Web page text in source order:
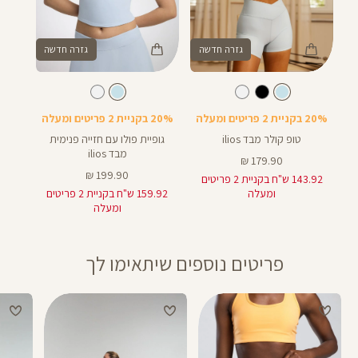
גזרה חדשה
צבע
פסטל
20% בקניית 2 פריטים ומעלה
טופ קולר מבד ilios
מחיר
מוצר
179.90 ₪
143.92 ש"ח בקניית 2 פריטים
ומעלה
גזרה חדשה
צבע
פסטל
20% בקניית 2 פריטים ומעלה
גופיית פולו עם חזייה פנימית
מבד ilios
מחיר
מוצר
199.90 ₪
159.92 ש"ח בקניית 2 פריטים
ומעלה
פריטים נוספים שיתאימו לך